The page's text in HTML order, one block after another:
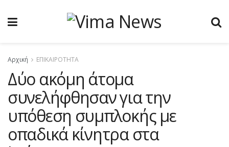
Αρχική ΕΠΙΚΑΙΡΟΤΗΤΑ
Δύο ακόμη άτομα
συνελήφθησαν για την
υπόθεση συμπλοκής με
οπαδικά κίνητρα στα